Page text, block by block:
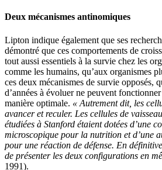
Deux mécanismes antinomiques
Lipton indique également que ses
démontré que ces comportements de
tout aussi essentiels à la survie chez les
comme les humains, qu’aux organismes
ces deux mécanismes de survie opposés,
d’années à évoluer ne peuvent
manière optimale. « Autrement dit, les
avancer et reculer. Les cellules de
étudiées à Stanford étaient dotées d’une
microscopique pour la nutrition et d’une
pour une réaction de défense. En
de présenter les deux configurations en
1991).